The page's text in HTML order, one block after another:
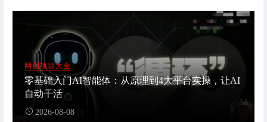
网创项目大全
零基础入门AI智能体：从原理到4大平台实操，让AI
自动干活
2026-08-08